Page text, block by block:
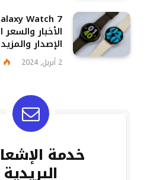
الأخبار
الإصدار والمزيد
2 أبريل, 2024
خدمة
البريدية